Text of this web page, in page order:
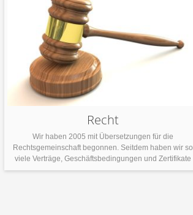
verlangt, dass unsere Übersetzerinnen und Übersetzer
neben einem fundierten technischen Hintergrund auch
ein Verständnis für die […]
Recht
Wir haben 2005 mit Übersetzungen für die
Rechtsgemeinschaft begonnen. Seitdem haben wir so
viele Verträge, Geschäftsbedingungen und Zertifikate
übersetzt, dass wir die genaue Anzahl gar nicht mehr